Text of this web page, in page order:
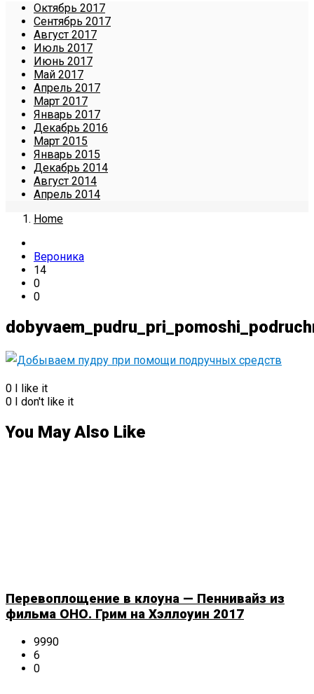
Октябрь 2017
Сентябрь 2017
Август 2017
Июль 2017
Июнь 2017
Май 2017
Апрель 2017
Март 2017
Январь 2017
Декабрь 2016
Март 2015
Январь 2015
Декабрь 2014
Август 2014
Апрель 2014
Home
Вероника
14
0
0
0 I like it
0 I don't like it
You May Also Like
Перевоплощение в клоуна — Пеннивайз из
фильма ОНО. Грим на Хэллоуин 2017
9990
6
0